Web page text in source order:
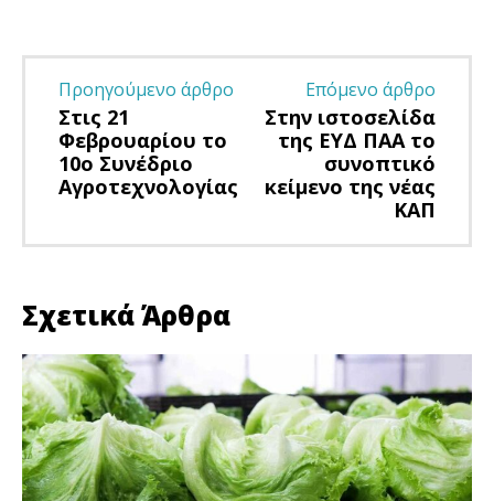
Προηγούμενο άρθρο
Στις 21
Φεβρουαρίου το
10ο Συνέδριο
Αγροτεχνολογίας
Επόμενο άρθρο
Στην ιστοσελίδα
της ΕΥΔ ΠΑΑ το
συνοπτικό
κείμενο της νέας
ΚΑΠ
Σχετικά Άρθρα